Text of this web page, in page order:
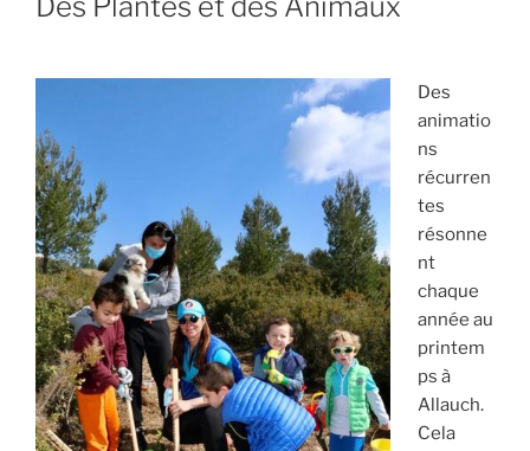
Des
animatio
ns
récurren
tes
résonne
nt
chaque
année au
printem
ps à
Allauch.
Cela